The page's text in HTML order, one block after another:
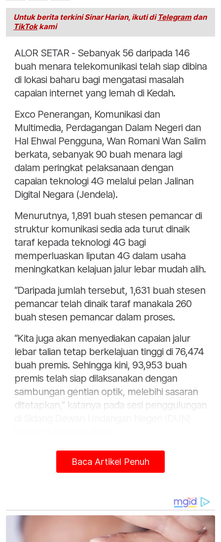
Untuk berita terkini Sinar Harian, ikuti di Telegramdan
TikTokkami
ALOR SETAR - Sebanyak 56 daripada 146
buah menara telekomunikasi telah siap dibina
di lokasi baharu bagi mengatasi masalah
capaian internet yang lemah di Kedah.
Exco Penerangan, Komunikasi dan
Multimedia, Perdagangan Dalam Negeri dan
Hal Ehwal Pengguna, Wan Romani Wan Salim
berkata, sebanyak 90 buah menara lagi
dalam peringkat pelaksanaan dengan
capaian teknologi 4G melalui pelan Jalinan
Digital Negara (Jendela).
Menurutnya, 1,891 buah stesen pemancar di
struktur komunikasi sedia ada turut dinaik
taraf kepada teknologi 4G bagi
memperluaskan liputan 4G dalam usaha
meningkatkan kelajuan jalur lebar mudah alih.
“Daripada jumlah tersebut, 1,631 buah stesen
pemancar telah dinaik taraf manakala 260
buah stesen pemancar dalam proses.
“Kita juga akan menyediakan capaian jalur
lebar talian tetap berkelajuan tinggi di 76,474
buah premis. Sehingga kini, 93,953 buah
premis telah siap dilaksanakan dengan
sambungan gentian optik, melebihi sasaran
ditetapkan,” katanya pada sesi penggulungan
Wan Romani berkata, kadar liputan
perkhidmatan jalur lebar mudah alih 4G di
dijangka meningkat kepada 98.68 peratus
menjelang penghujung tahun ini.
Baca Artikel Penuh